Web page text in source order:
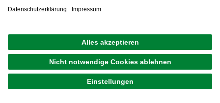
lieferbar
GRATIS VERSAND
BIOHORT
Schneckenschutz, HxL: 4 x 101cm